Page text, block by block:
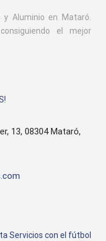
y Aluminio en Mataró.
el mejor
13, 08304 Mataró,
Servicios con el fútbol